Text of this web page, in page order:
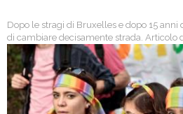
Dopo le stragi di Bruxelles e dopo 15 anni
di cambiare decisamente strada. Articolo
della Tavola della pace.